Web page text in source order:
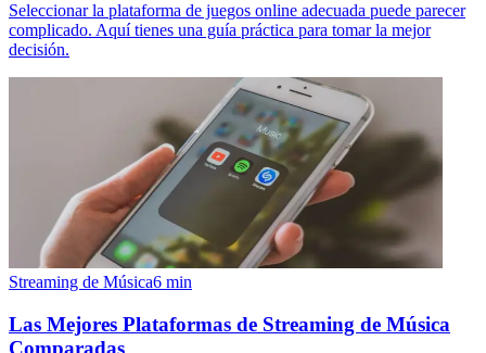
Seleccionar la plataforma de juegos online adecuada puede parecer
complicado. Aquí tienes una guía práctica para tomar la mejor
decisión.
Streaming de Música6 min
Las Mejores Plataformas de Streaming de Música
Comparadas